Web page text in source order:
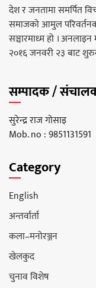
देश र जनतामा समर्पित
समाजको आमुल
सञ्चारमाध्म हो ।
२०१६ जनवरी २३ बाट
सम्पादक /
सुरेन्द्र राज गोसाइ
Mob. no : 9851131591
Category
English
अन्तर्वार्ता
कला–मनोरञ्जन
खेलकुद
चुनाव विशेष